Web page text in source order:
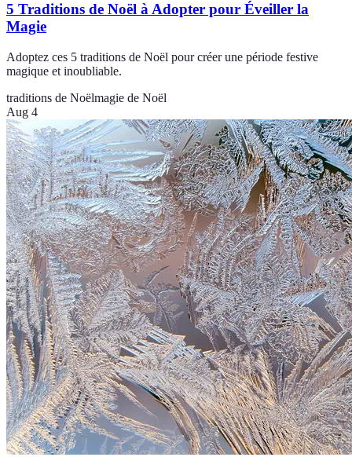
5 Traditions de Noël à Adopter pour Éveiller la
Magie
Adoptez ces 5 traditions de Noël pour créer une période festive
magique et inoubliable.
traditions de Noëlmagie de Noël
Aug 4